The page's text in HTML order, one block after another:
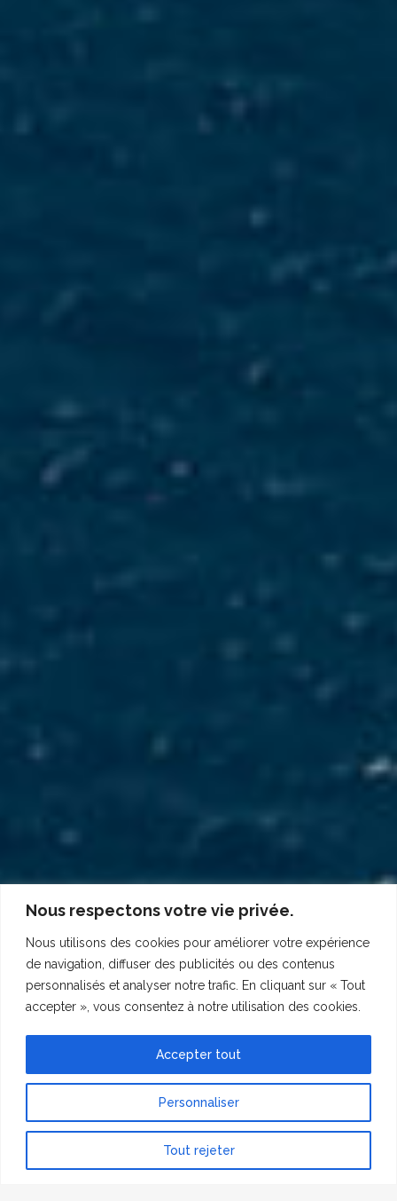
Nous respectons votre vie privée.
Nous utilisons des cookies pour améliorer votre expérience
de navigation, diffuser des publicités ou des contenus
personnalisés et analyser notre trafic. En cliquant sur « Tout
accepter », vous consentez à notre utilisation des cookies.
Personnaliser
Tout rejeter
Accepter tout